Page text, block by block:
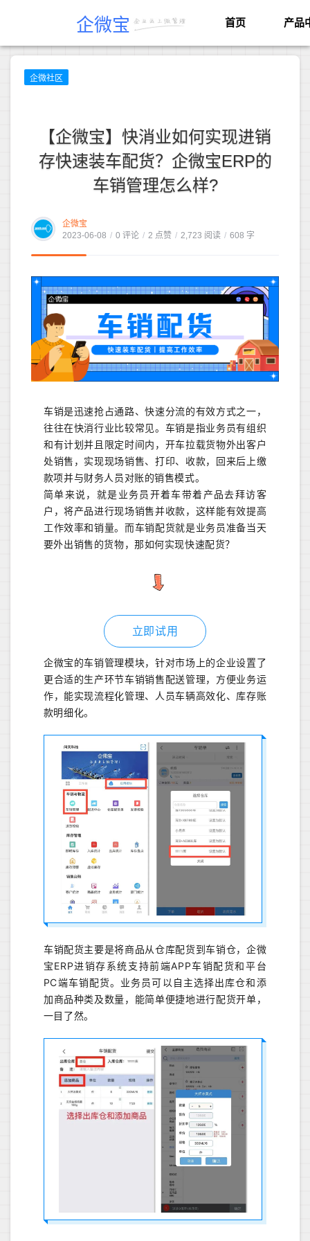
企微宝 首页 产品
企微社区
【企微宝】快消业如何实现进销
存快速装车配货？企微宝ERP的
车销管理怎么样?
企微宝
2023-06-08 / 0 评论 / 2 点赞 / 2,723 阅读 / 608 字
车销是迅速抢占通路、快速分流的有效方式之一，
往往在快消行业比较常见。车销是指业务员有组织
和有计划并且限定时间内，开车拉载货物外出客户
处销售，实现现场销售、打印、收款，回来后上缴
款项并与财务人员对账的销售模式。
简单来说，就是业务员开着车带着产品去拜访客
户，将产品进行现场销售并收款，这样能有效提高
工作效率和销量。而车销配货就是业务员准备当天
要外出销售的货物，那如何实现快速配货？
立即试用
企微宝的车销管理模块，针对市场上的企业设置了
更合适的生产环节车销销售配送管理，方便业务运
作，能实现流程化管理、人员车辆高效化、库存账
款明细化。
车销配货主要是将商品从仓库配货到车销仓，企微
宝ERP进销存系统支持前端APP车销配货和平台
PC端车销配货。业务员可以自主选择出库仓和添
加商品种类及数量，能简单便捷地进行配货开单，
一目了然。